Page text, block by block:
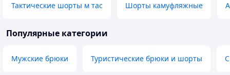
Тактические шорты м тас Шорты камуфляжные
Популярные категории
Мужские брюки Туристические брюки и шорты